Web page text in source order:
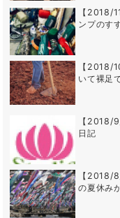
【2018/
ンプのす
【2018/
いて裸足
【2018/
日記
【2018/
の夏休み